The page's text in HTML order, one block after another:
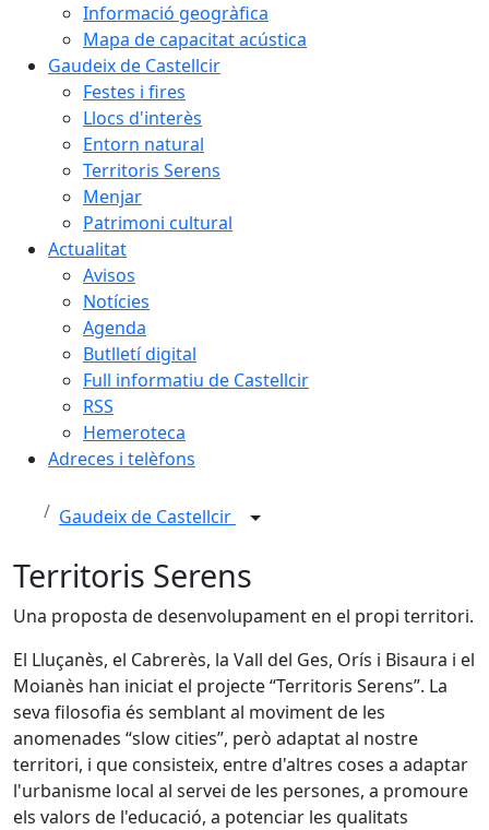
Informació geogràfica
Mapa de capacitat acústica
Gaudeix de Castellcir
Festes i fires
Llocs d'interès
Entorn natural
Territoris Serens
Menjar
Patrimoni cultural
Actualitat
Avisos
Notícies
Agenda
Butlletí digital
Full informatiu de Castellcir
RSS
Hemeroteca
Adreces i telèfons
Gaudeix de Castellcir
Territoris Serens
Una proposta de desenvolupament en el propi territori.
El Lluçanès, el Cabrerès, la Vall del Ges, Orís i Bisaura i el
Moianès han iniciat el projecte “Territoris Serens”. La
seva filosofia és semblant al moviment de les
anomenades “slow cities”, però adaptat al nostre
territori, i que consisteix, entre d'altres coses a adaptar
l'urbanisme local al servei de les persones, a promoure
els valors de l'educació, a potenciar les qualitats